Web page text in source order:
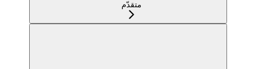
متقدّم